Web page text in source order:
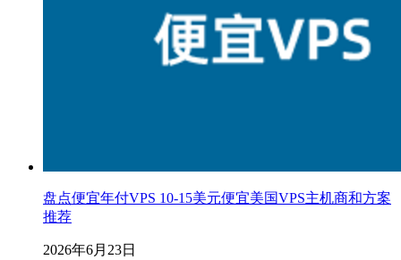
盘点便宜年付VPS 10-15美元便宜美国VPS主机商和方案
推荐
2026年6月23日